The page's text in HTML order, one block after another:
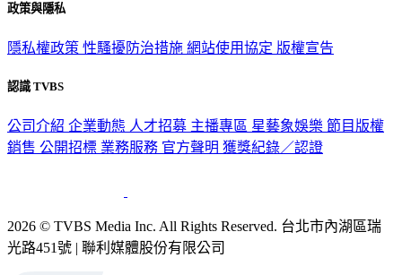
政策與隱私
隱私權政策 性騷擾防治措施 網站使用協定 版權宣告
認識 TVBS
公司介紹 企業動態 人才招募 主播專區 星藝象娛樂 節目版權
銷售 公開招標 業務服務 官方聲明 獲獎紀錄／認證
2026 © TVBS Media Inc. All Rights Reserved. 台北市內湖區瑞
光路451號 | 聯利媒體股份有限公司